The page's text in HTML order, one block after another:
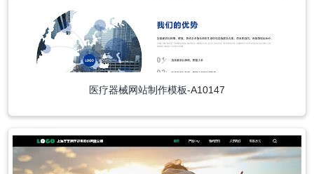
医疗器械网站制作模板-A10147